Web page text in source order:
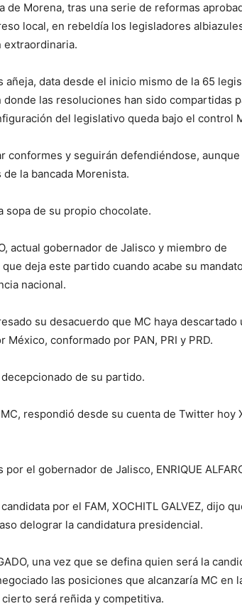
de Morena, tras una serie de reformas
local, en rebeldía los legisladores
extraordinaria.
data desde el inicio mismo de la 65
las resoluciones han sido compartidas
del legislativo queda bajo el control
conformes y seguirán defendiéndose,
la bancada Morenista.
sopa de su propio chocolate.
actual gobernador de Jalisco y miembro de
que deja este partido cuando acabe su
nacional.
su desacuerdo que MC haya descartado
conformado por PAN, PRI y PRD.
de su partido.
respondió desde su cuenta de Twitter hoy
el gobernador de Jalisco, ENRIQUE
por el FAM, XOCHITL GALVEZ, dijo
delograr la candidatura presidencial.
una vez que se defina quien será la
las posiciones que alcanzaría MC en
será reñida y competitiva.